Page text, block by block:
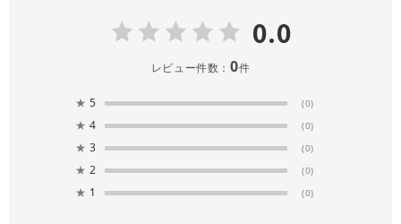
0.0
レビュー件数： 0件
★ 5 (0)
★ 4 (0)
★ 3 (0)
★ 2 (0)
★ 1 (0)